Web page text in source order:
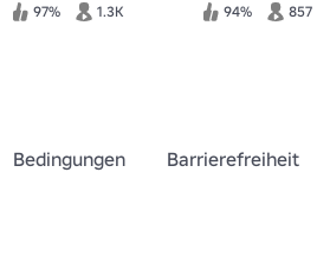
97% 1.3K 94% 857
Bedingungen Barrierefreiheit